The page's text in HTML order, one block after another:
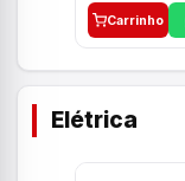
Carrinho
Elétrica